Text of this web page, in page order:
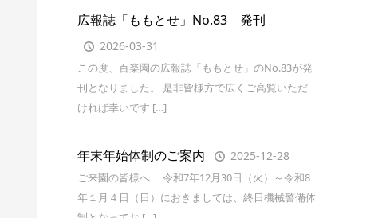
広報誌「ももとせ」No.83 発刊
2026-03-31
この度、百楽園の広報誌「ももとせ」のNo.83が発
刊となりました。 是非皆様方で広くご高覧いただ
ければ幸いです […]
年末年始体制のご案内 2025-12-28
ご来園の皆様へ 令和7年12月30日（火）～令和8
年１月４日（日）におきましては、終日機械警備体